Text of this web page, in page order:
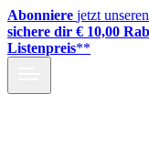
Abonniere jetzt
sichere dir € 10,00
Listenpreis**